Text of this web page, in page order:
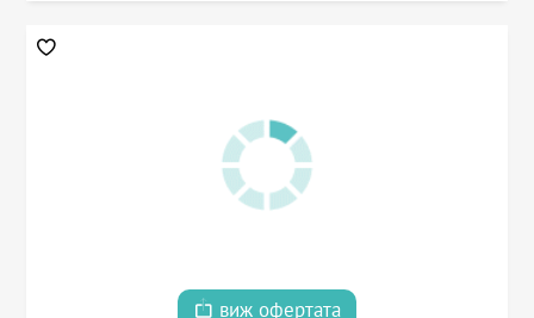
виж офертата